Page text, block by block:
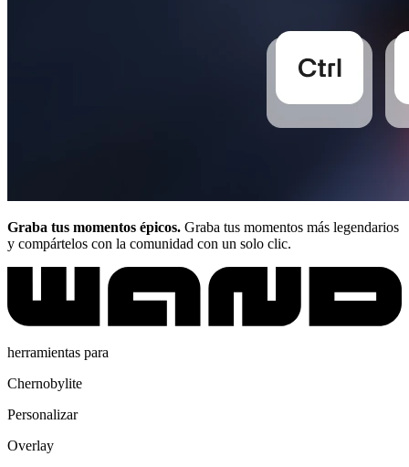
Graba tus momentos épicos. Graba tus momentos más legendarios
y compártelos con la comunidad con un solo clic.
herramientas para
Chernobylite
Personalizar
Overlay